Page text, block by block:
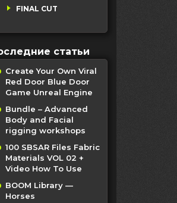
FINAL CUT
статьи
Create Your Own Viral
Red Door Blue Door
Game Unreal Engine
Bundle – Advanced
Body and Facial
rigging workshops
100 SBSAR Files Fabric
Materials VOL 02 +
Video How To Use
BOOM Library —
Horses